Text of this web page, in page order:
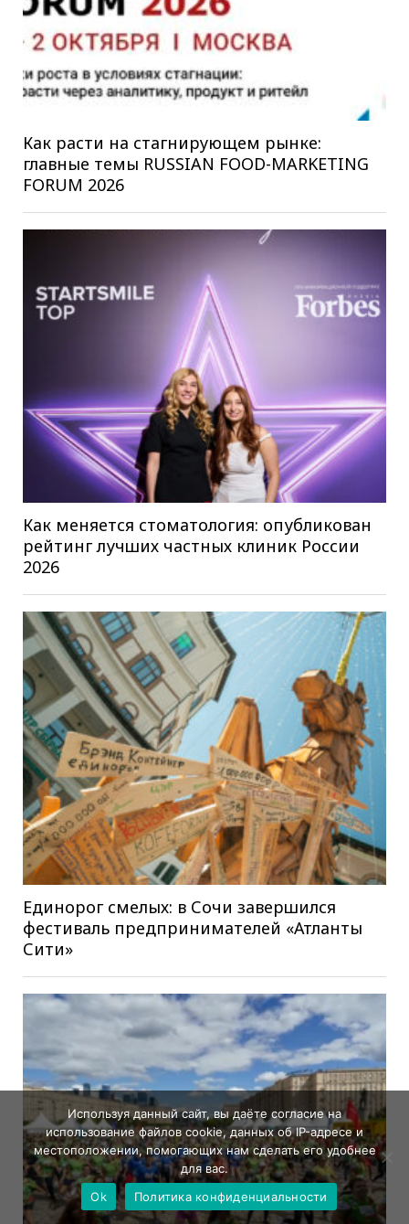
Как расти на стагнирующем рынке:
главные темы RUSSIAN FOOD-MARKETING
FORUM 2026
Как меняется стоматология: опубликован
рейтинг лучших частных клиник России
2026
Единорог смелых: в Сочи завершился
фестиваль предпринимателей «Атланты
Сити»
Используя данный сайт, вы даёте согласие на
использование файлов cookie, данных об IP-адресе и
местоположении, помогающих нам сделать его удобнее
для вас.
Ok
Политика конфиденциальности